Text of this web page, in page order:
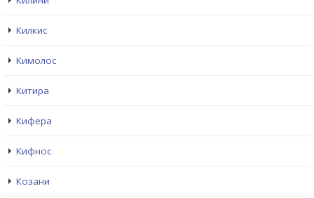
Килкис
Кимолос
Китира
Кифера
Кифнос
Козани